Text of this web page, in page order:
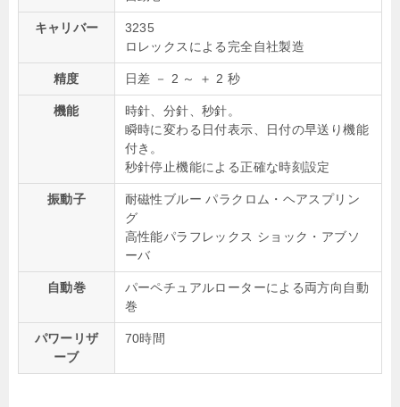
キャリバー
3235
ロレックスによる完全自社製造
精度 日差 － 2 ～ ＋ 2 秒
機能
時針、分針、秒針。
瞬時に変わる日付表示、日付の早送り機能
付き。
秒針停止機能による正確な時刻設定
振動子
耐磁性ブルー パラクロム・ヘアスプリン
グ
高性能パラフレックス ショック・アブソ
ーバ
自動巻
パーペチュアルローターによる両方向自動
巻
パワーリザ
ーブ
70時間